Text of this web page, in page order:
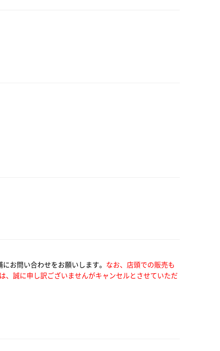
お問い合わせをお願いします。 なお、店頭での販売も
誠に申し訳ございませんがキャンセルとさせていただ